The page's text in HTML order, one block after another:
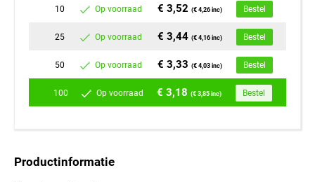
10 Op voorraad € 3,52(€ 4,26 inc) Bestel
25 Op voorraad € 3,44(€ 4,16 inc) Bestel
50 Op voorraad € 3,33(€ 4,03 inc) Bestel
100 Op voorraad € 3,18(€ 3,85 inc) Bestel
Productinformatie